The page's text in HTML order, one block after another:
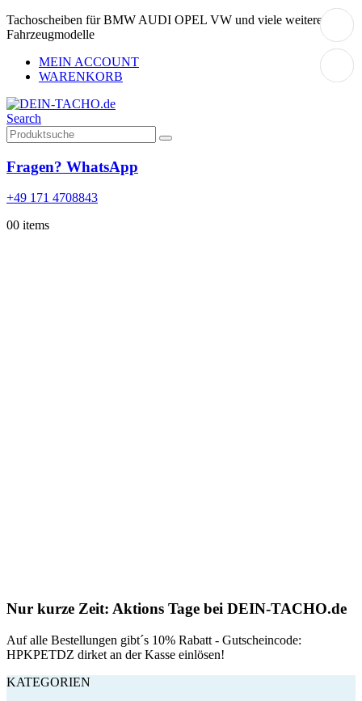
Tachoscheiben für BMW AUDI OPEL VW und viele weitere
Fahrzeugmodelle
MEIN ACCOUNT
WARENKORB
Search
Fragen? WhatsApp
+49 171 4708843
00 items
Nur kurze Zeit: Aktions Tage bei DEIN-TACHO.de
Auf alle Bestellungen gibt´s 10% Rabatt - Gutscheincode:
HPKPETDZ dirket an der Kasse einlösen!
KATEGORIEN